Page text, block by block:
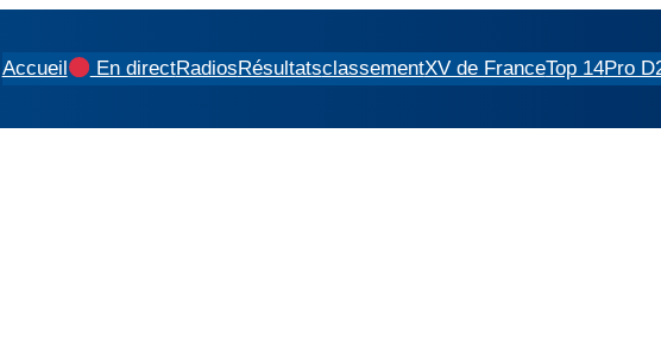
Accueil En directRadiosRésultatsclassementXV de FranceTop 14Pro